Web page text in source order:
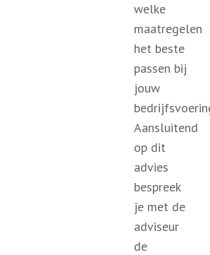
welke
maatregelen
het beste
passen bij
jouw
Aansluitend
op dit
advies
bespreek
je met de
adviseur
de